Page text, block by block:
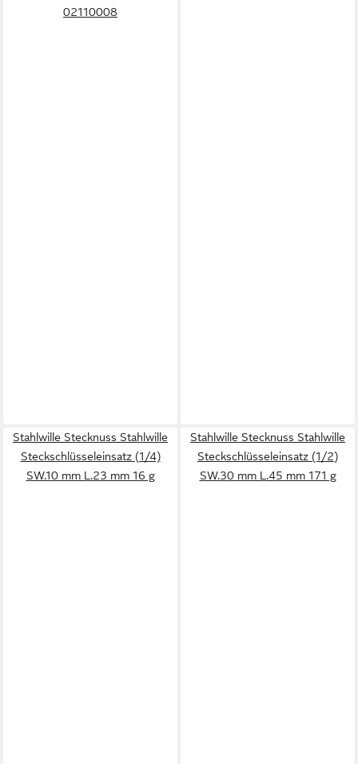
02110008
Stahlwille Stecknuss Stahlwille
Steckschlüsseleinsatz (1/4)
SW.10 mm L.23 mm 16 g
Stahlwille Stecknuss Stahlwille
Steckschlüsseleinsatz (1/2)
SW.30 mm L.45 mm 171 g